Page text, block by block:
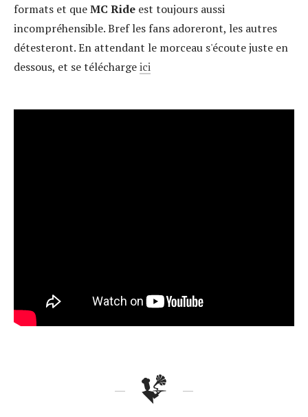
formats et queMC Ride est toujours aussi
incompréhensible. Bref les fans adoreront, les autres
détesteront. En attendant le morceau s'écoute juste en
dessous, et se téléchargeici